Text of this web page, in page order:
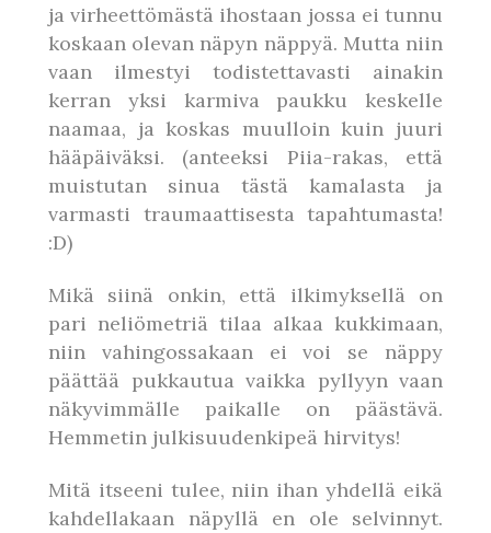
ja virheettömästä ihostaan jossa ei tunnu
koskaan olevan näpyn näppyä. Mutta niin
vaan ilmestyi todistettavasti ainakin
kerran yksi karmiva paukku keskelle
naamaa, ja koskas muulloin kuin juuri
hääpäiväksi. (anteeksi Piia-rakas, että
muistutan sinua tästä kamalasta ja
varmasti traumaattisesta tapahtumasta!
:D)
Mikä siinä onkin, että ilkimyksellä on
pari neliömetriä tilaa alkaa kukkimaan,
niin vahingossakaan ei voi se näppy
päättää pukkautua vaikka pyllyyn vaan
näkyvimmälle paikalle on päästävä.
Hemmetin julkisuudenkipeä hirvitys!
Mitä itseeni tulee, niin ihan yhdellä eikä
kahdellakaan näpyllä en ole selvinnyt.